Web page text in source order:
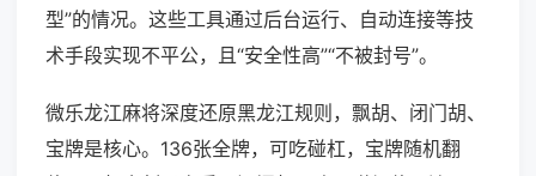
型”的情况。这些工具通过后台运行、自动连接等技
术手段实现不平公，且“安全性高”“不被封号”。
微乐龙江麻将深度还原黑龙江规则，飘胡、闭门胡、
宝牌是核心。136张全牌，可吃碰杠，宝牌随机翻